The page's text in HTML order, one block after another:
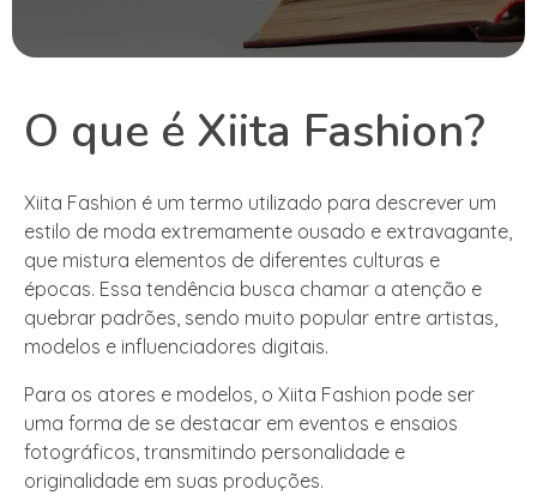
O que é Xiita Fashion?
Xiita Fashion é um termo utilizado para descrever um
estilo de moda extremamente ousado e extravagante,
que mistura elementos de diferentes culturas e
épocas. Essa tendência busca chamar a atenção e
quebrar padrões, sendo muito popular entre artistas,
modelos e influenciadores digitais.
Para os atores e modelos, o Xiita Fashion pode ser
uma forma de se destacar em eventos e ensaios
fotográficos, transmitindo personalidade e
originalidade em suas produções.